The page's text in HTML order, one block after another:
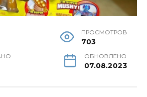
ПРОСМОТРОВ
703
ОБНОВЛЕНО
07.08.2023